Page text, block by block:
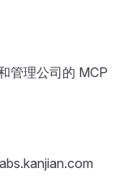
管理公司的 MCP